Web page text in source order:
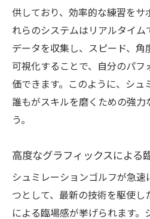
供しており、効率的な練習をサ
れらのシステムはリアルタイ
データを収集し、スピード、
可視化することで、自分のパ
価できます。このように、シュ
誰もがスキルを磨くための強
う。
高度なグラフィックスによる
シュミレーションゴルフが急
つとして、最新の技術を駆使
による臨場感が挙げられます